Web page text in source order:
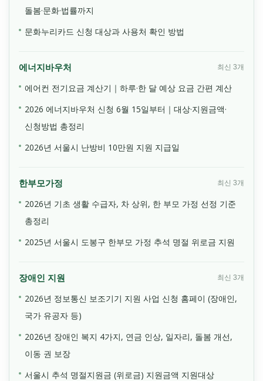
돌봄·문화·법률까지
문화누리카드 신청 대상과 사용처 확인 방법
에너지바우처 최신 3개
에어컨 전기요금 계산기｜하루·한 달 예상 요금 간편 계산
2026 에너지바우처 신청 6월 15일부터｜대상·지원금액·
신청방법 총정리
2026년 서울시 난방비 10만원 지원 지급일
한부모가정 최신 3개
2026년 기초 생활 수급자, 차 상위, 한 부모 가정 선정 기준
총정리
2025년 서울시 도봉구 한부모 가정 추석 명절 위로금 지원
장애인 지원 최신 3개
2026년 정보통신 보조기기 지원 사업 신청 홈페이 (장애인,
국가 유공자 등)
2026년 장애인 복지 4가지, 연금 인상, 일자리, 돌봄 개선,
이동 권 보장
서울시 추석 명절지원금 (위로금) 지원금액 지원대상